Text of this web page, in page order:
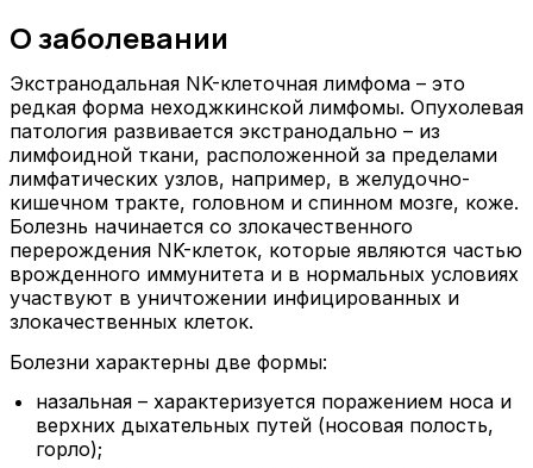
О заболевании
Экстранодальная NK-клеточная лимфома – это
редкая форма неходжкинской лимфомы. Опухолевая
патология развивается экстранодально – из
лимфоидной ткани, расположенной за пределами
лимфатических узлов, например, в желудочно-
кишечном тракте, головном и спинном мозге, коже.
Болезнь начинается со злокачественного
перерождения NK-клеток, которые являются частью
врожденного иммунитета и в нормальных условиях
участвуют в уничтожении инфицированных и
злокачественных клеток.
Болезни характерны две формы:
назальная – характеризуется поражением носа и
верхних дыхательных путей (носовая полость,
горло);